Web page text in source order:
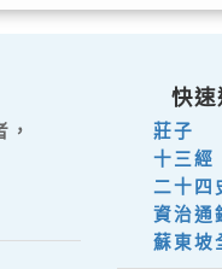
快
莊子
十三經
二十四
資治通
蘇東坡